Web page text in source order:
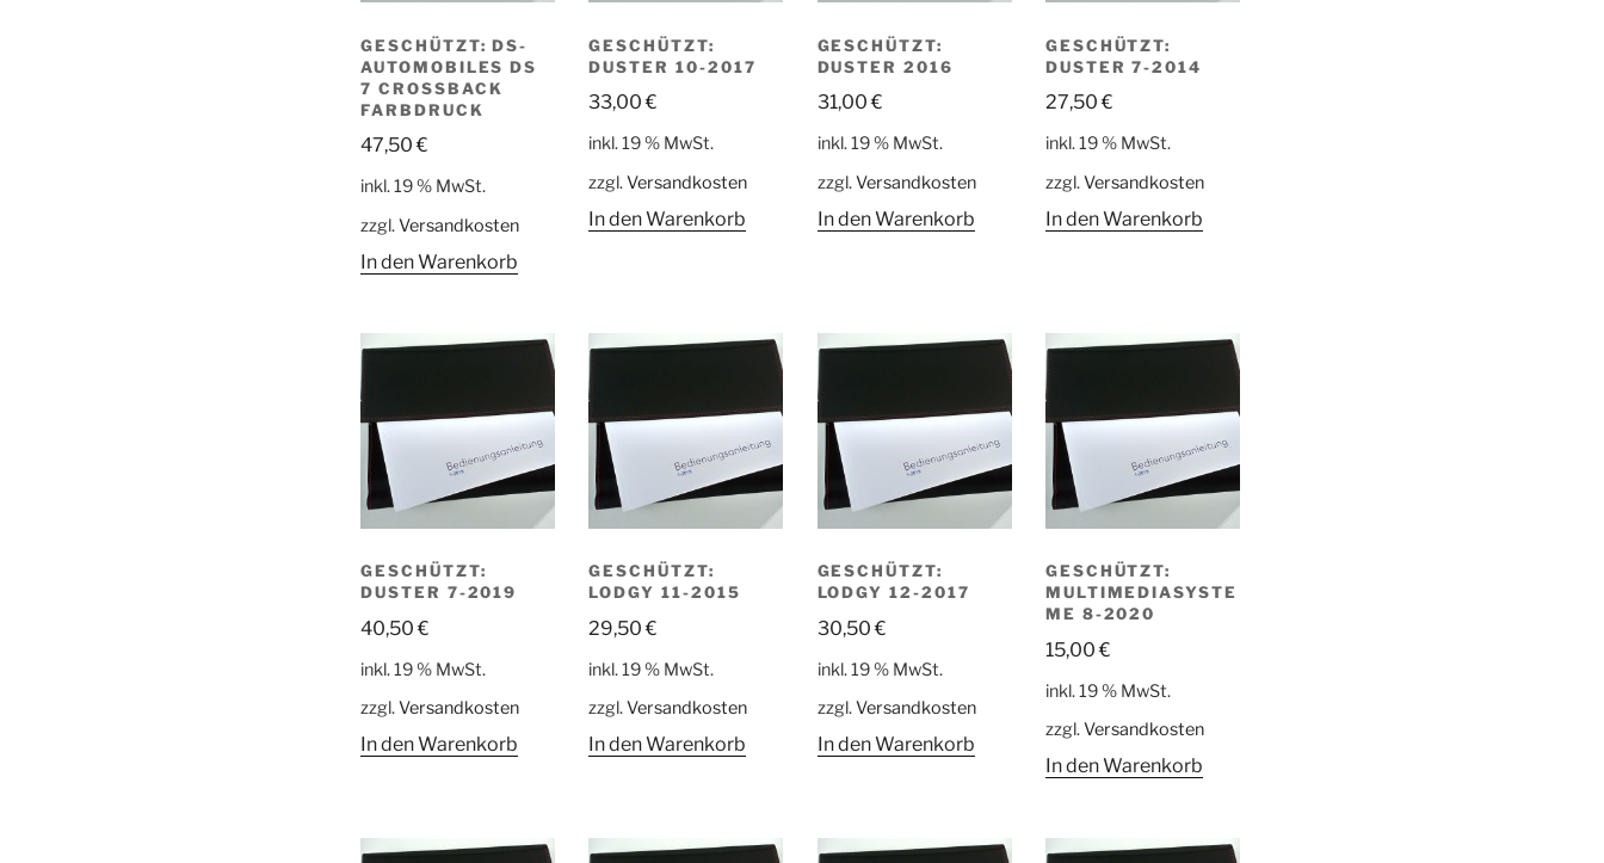
GESCHÜTZT: DS-
AUTOMOBILES DS
7 CROSSBACK
FARBDRUCK
47,50€
inkl. 19 % MwSt.
zzgl.Versandkosten
In den Warenkorb
GESCHÜTZT:
DUSTER 10-2017
33,00€
inkl. 19 % MwSt.
zzgl.Versandkosten
In den Warenkorb
GESCHÜTZT:
DUSTER 2016
31,00€
inkl. 19 % MwSt.
zzgl.Versandkosten
In den Warenkorb
GESCHÜTZT:
DUSTER 7-2014
27,50€
inkl. 19 % MwSt.
zzgl.Versandkosten
In den Warenkorb
GESCHÜTZT:
DUSTER 7-2019
40,50€
inkl. 19 % MwSt.
zzgl.Versandkosten
In den Warenkorb
GESCHÜTZT:
LODGY 11-2015
29,50€
inkl. 19 % MwSt.
zzgl.Versandkosten
In den Warenkorb
GESCHÜTZT:
LODGY 12-2017
30,50€
inkl. 19 % MwSt.
zzgl.Versandkosten
In den Warenkorb
GESCHÜTZT:
MULTIMEDIASYSTE
ME 8-2020
15,00€
inkl. 19 % MwSt.
zzgl.Versandkosten
In den Warenkorb